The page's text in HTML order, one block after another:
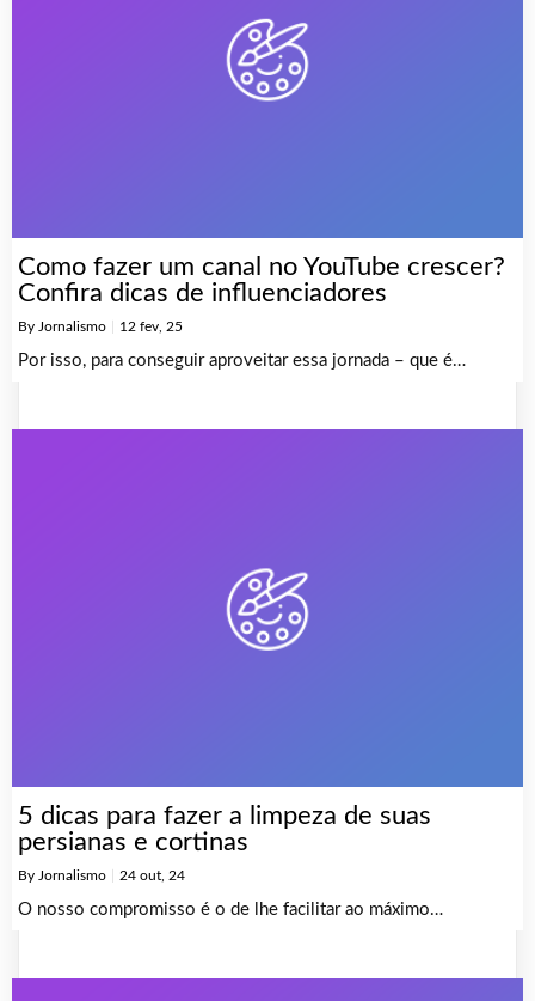
Como fazer um canal no YouTube crescer?
Confira dicas de influenciadores
By Jornalismo 12 fev, 25
Por isso, para conseguir aproveitar essa jornada – que é…
5 dicas para fazer a limpeza de suas
persianas e cortinas
By Jornalismo 24 out, 24
O nosso compromisso é o de lhe facilitar ao máximo…